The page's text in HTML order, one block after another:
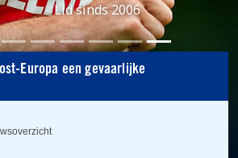
Lid sinds 2006
Europa een gevaarlijke